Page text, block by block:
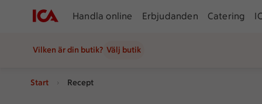
Handla online Erbjudanden Catering
Vilken är din butik? Välj butik
Start Recept